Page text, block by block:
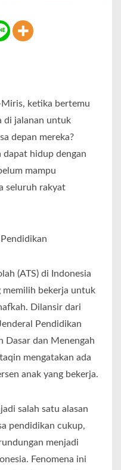
ketika bertemu
di jalanan untuk
depan mereka?
dapat hidup dengan
mampu
seluruh rakyat
(ATS) di Indonesia
memilih bekerja untuk
Dilansir dari
Pendidikan
Dasar dan Menengah
mengatakan ada
anak yang bekerja.
salah satu alasan
pendidikan cukup,
menjadi
Fenomena ini